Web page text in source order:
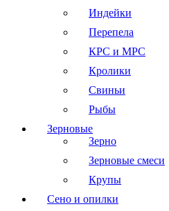
Индейки
Перепела
КРС и МРС
Кролики
Свиньи
Рыбы
Зерновые
Зерно
Зерновые смеси
Крупы
Сено и опилки